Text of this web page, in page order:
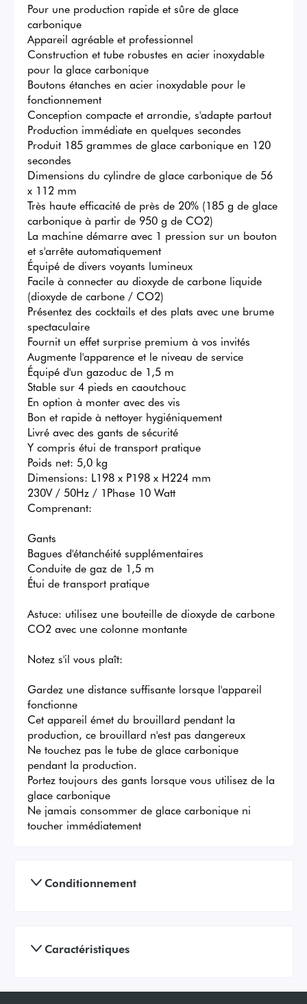
Pour une production rapide et sûre de glace
carbonique
Appareil agréable et professionnel
Construction et tube robustes en acier inoxydable
pour la glace carbonique
Boutons étanches en acier inoxydable pour le
fonctionnement
Conception compacte et arrondie, s'adapte partout
Production immédiate en quelques secondes
Produit 185 grammes de glace carbonique en 120
secondes
Dimensions du cylindre de glace carbonique de 56
x 112 mm
Très haute efficacité de près de 20% (185 g de glace
carbonique à partir de 950 g de CO2)
La machine démarre avec 1 pression sur un bouton
et s'arrête automatiquement
Équipé de divers voyants lumineux
Facile à connecter au dioxyde de carbone liquide
(dioxyde de carbone / CO2)
Présentez des cocktails et des plats avec une brume
spectaculaire
Fournit un effet surprise premium à vos invités
Augmente l'apparence et le niveau de service
Équipé d'un gazoduc de 1,5 m
Stable sur 4 pieds en caoutchouc
En option à monter avec des vis
Bon et rapide à nettoyer hygiéniquement
Livré avec des gants de sécurité
Y compris étui de transport pratique
Poids net: 5,0 kg
Dimensions: L198 x P198 x H224 mm
230V / 50Hz / 1Phase 10 Watt
Comprenant:
Gants
Bagues d'étanchéité supplémentaires
Conduite de gaz de 1,5 m
Étui de transport pratique
Astuce: utilisez une bouteille de dioxyde de carbone
CO2 avec une colonne montante
Notez s'il vous plaît:
Gardez une distance suffisante lorsque l'appareil
fonctionne
Cet appareil émet du brouillard pendant la
production, ce brouillard n'est pas dangereux
Ne touchez pas le tube de glace carbonique
pendant la production.
Portez toujours des gants lorsque vous utilisez de la
glace carbonique
Ne jamais consommer de glace carbonique ni
toucher immédiatement
Conditionnement
Caractéristiques